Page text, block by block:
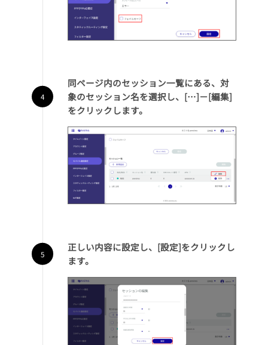
同ページ内のセッション一覧にある、対
象のセッション名を選択し、[…]－[編集]
をクリックします。
正しい内容に設定し、[設定]をクリックし
ます。